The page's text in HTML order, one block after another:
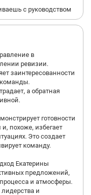
с руководством
в
ревизии.
заинтересованности
команды.
а обратная
готовности
похоже, избегает
Это создает
команду.
Екатерины
предложений,
и атмосферы.
и